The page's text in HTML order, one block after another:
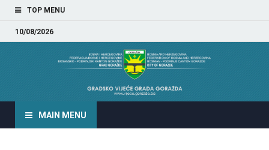
TOP MENU
10/08/2026
GRADSKO VIJEĆE GRADA
MAIN MENU